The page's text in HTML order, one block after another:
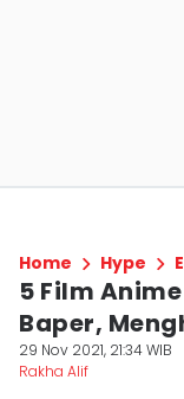
Home Hype
5 Film
Baper,
29 Nov 2021, 21:34 WIB
Rakha Alif